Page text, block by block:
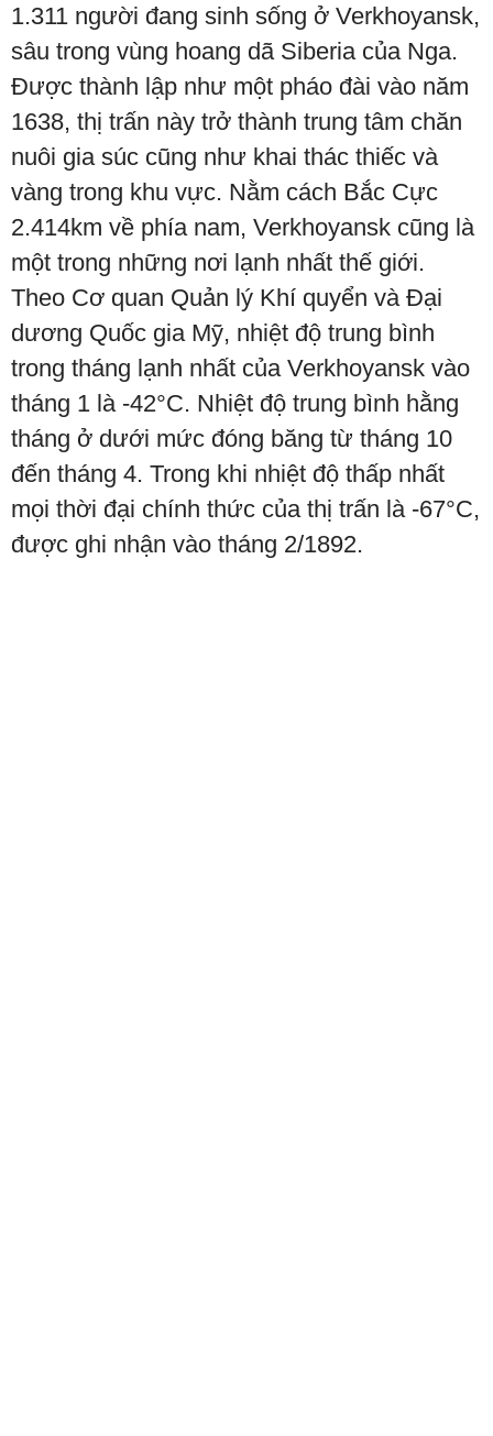
1.311 người đang sinh sống ở Verkhoyansk,
sâu trong vùng hoang dã Siberia của Nga.
Được thành lập như một pháo đài vào năm
1638, thị trấn này trở thành trung tâm chăn
nuôi gia súc cũng như khai thác thiếc và
vàng trong khu vực. Nằm cách Bắc Cực
2.414km về phía nam, Verkhoyansk cũng là
một trong những nơi lạnh nhất thế giới.
Theo Cơ quan Quản lý Khí quyển và Đại
dương Quốc gia Mỹ, nhiệt độ trung bình
trong tháng lạnh nhất của Verkhoyansk vào
tháng 1 là -42°C. Nhiệt độ trung bình hằng
tháng ở dưới mức đóng băng từ tháng 10
đến tháng 4. Trong khi nhiệt độ thấp nhất
mọi thời đại chính thức của thị trấn là -67°C,
được ghi nhận vào tháng 2/1892.